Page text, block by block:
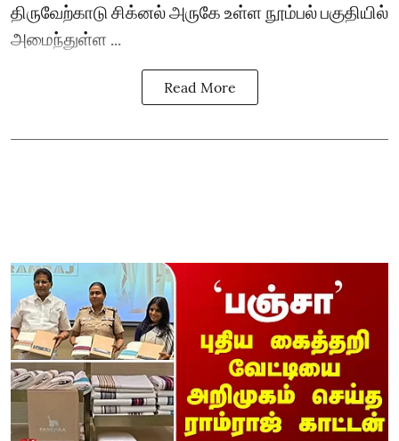
திருவேற்காடு சிக்னல் அருகே உள்ள நூம்பல் பகுதியில்
அமைந்துள்ள ...
Read More